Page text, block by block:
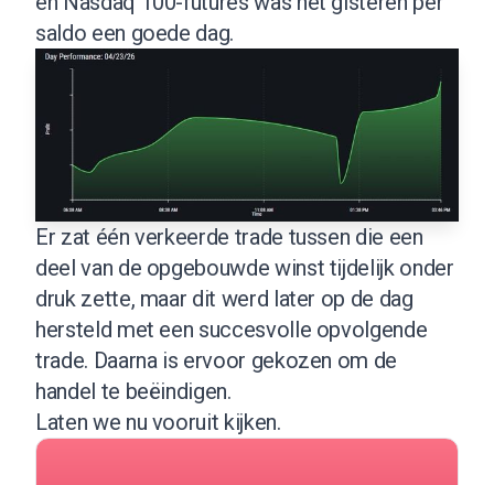
saldo een goede dag.
Er zat één verkeerde trade tussen die een
deel van de opgebouwde winst tijdelijk onder
druk zette, maar dit werd later op de dag
hersteld met een succesvolle opvolgende
trade. Daarna is ervoor gekozen om de
handel te beëindigen.
Laten we nu vooruit kijken.